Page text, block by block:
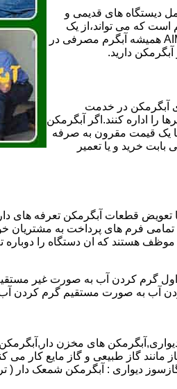
دیستگاه های قدیمی و
و مستقیم است که می تواند،از یک
سیستم دیگ بخار با کارآمدترین دیگهای آب مصرفی نیاز دارید و شما با استفاده از دیگ بخار AIM همیشه آبگرم مصرفی در
دارید.
آبگرمکن در خدمت
اداره کنند.اگر آبگرمکن
با یک قیمت مقرون به صرفه
خرید و یا تعمیر
قطعات آبگرمکن تعرفه های
تمامی فرم های پرداخت به
هستند که ان دستگاه را دوباره
کردن آب به صورت غیر مستقیم
به صورت مستقیم گرم کردن آب
گاز طبیعی و گاز مایع کار می
حیدری مانند آبگرمکن حیدری کار می کنند.3) آبگرمکن